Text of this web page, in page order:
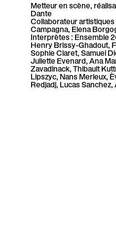
Metteur en scène,
Dante
Collaborateur artistiques
Campagna, Elena
Interprètes : Ensemble
Henry Brissy-Ghadout,
Sophie Claret, Samuel
Juliette Evenard, Ana
Zavadinack, Thibault
Lipszyc, Nans Merieux,
Redjadj, Lucas